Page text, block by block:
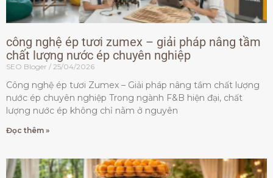
công nghệ ép tươi zumex – giải pháp nâng tầm
chất lượng nước ép chuyên nghiệp
SEO Bloger 25/04/2026
Công nghệ ép tươi Zumex – Giải pháp nâng tầm chất lượng
nước ép chuyên nghiệp Trong ngành F&B hiện đại, chất
lượng nước ép không chỉ nằm ở nguyên
Đọc thêm »